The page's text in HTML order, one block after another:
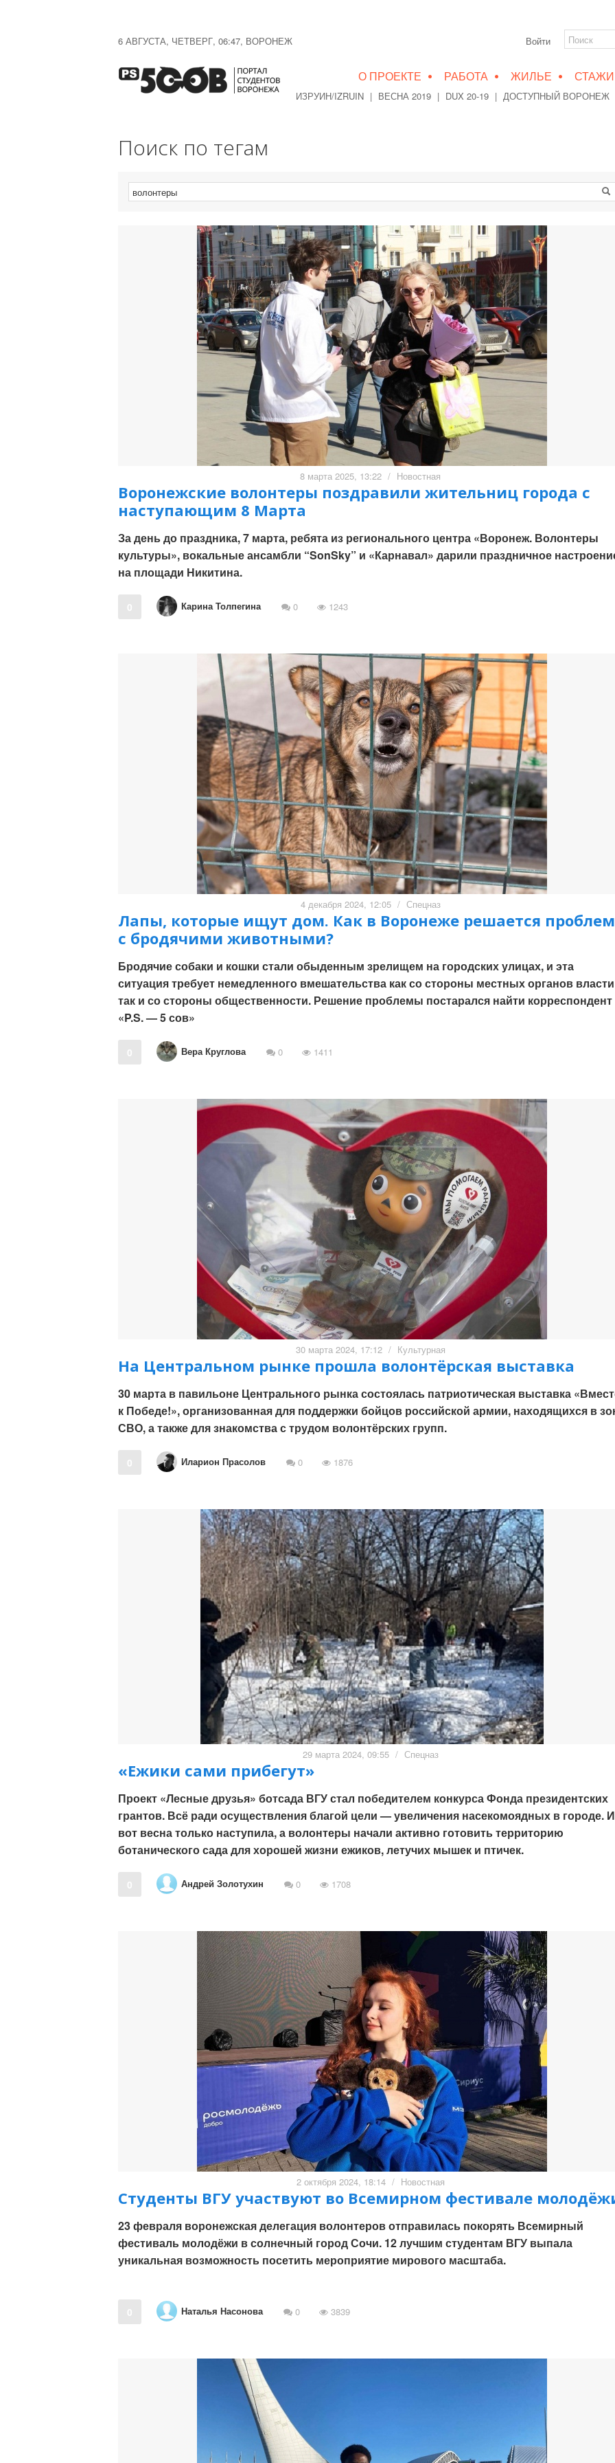
6 АВГУСТА, ЧЕТВЕРГ, 06:47, ВОРОНЕЖ Войти
О ПРОЕКТЕ • РАБОТА • ЖИЛЬЕ •
ИЗРУИН/IZRUIN | ВЕСНА 2019 | DUX 20-19 | ДОСТУПНЫЙ ВОРОНЕЖ
Поиск по тегам
8 марта 2025, 13:22 / Новостная
Воронежские волонтеры поздравили жительниц города с
наступающим 8 Марта
За день до праздника, 7 марта, ребята из регионального центра «Воронеж. Волонтеры
культуры», вокальные ансамбли “SonSky” и «Карнавал» дарили праздничное
на площади Никитина.
0 Карина Толпегина 0 1243
4 декабря 2024, 12:05 / Спецназ
Лапы, которые ищут дом. Как в Воронеже решается
с бродячими животными?
Бродячие собаки и кошки стали обыденным зрелищем на городских улицах, и эта
ситуация требует немедленного вмешательства как со стороны местных органов
так и со стороны общественности. Решение проблемы постарался найти корреспондент
«P.S. — 5 сов»
0 Вера Круглова 0 1411
30 марта 2024, 17:12 / Культурная
На Центральном рынке прошла волонтёрская выставка
30 марта в павильоне Центрального рынка состоялась патриотическая выставка
к Победе!», организованная для поддержки бойцов российской армии, находящихся в
СВО, а также для знакомства с трудом волонтёрских групп.
0 Иларион Прасолов 0 1876
29 марта 2024, 09:55 / Спецназ
«Ежики сами прибегут»
Проект «Лесные друзья» ботсада ВГУ стал победителем конкурса Фонда президентских
грантов. Всё ради осуществления благой цели — увеличения насекомоядных в городе. И
вот весна только наступила, а волонтеры начали активно готовить территорию
ботанического сада для хорошей жизни ежиков, летучих мышек и птичек.
0 Андрей Золотухин 0 1708
2 октября 2024, 18:14 / Новостная
Студенты ВГУ участвуют во Всемирном фестивале
23 февраля воронежская делегация волонтеров отправилась покорять Всемирный
фестиваль молодёжи в солнечный город Сочи. 12 лучшим студентам ВГУ выпала
уникальная возможность посетить мероприятие мирового масштаба.
0 Наталья Насонова 0 3839